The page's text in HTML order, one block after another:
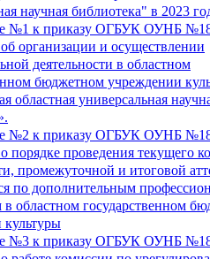
научная библиотека" в 2023
№1 к приказу ОГБУК ОУНБ
организации и осуществлении
деятельности в областном
бюджетном учреждении
областная универсальная
№2 к приказу ОГБУК ОУНБ
порядке проведения текущего
промежуточной и итоговой
по дополнительным
областном государственном
№3 к приказу ОГБУК ОУНБ